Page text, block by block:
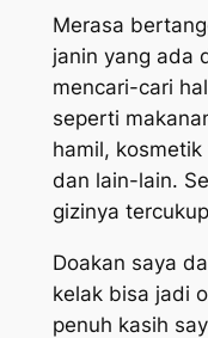
Merasa
janin yang ada
mencari-cari
seperti
hamil,
dan lain-lain.
gizinya
Doakan saya
kelak bisa jadi
penuh kasih